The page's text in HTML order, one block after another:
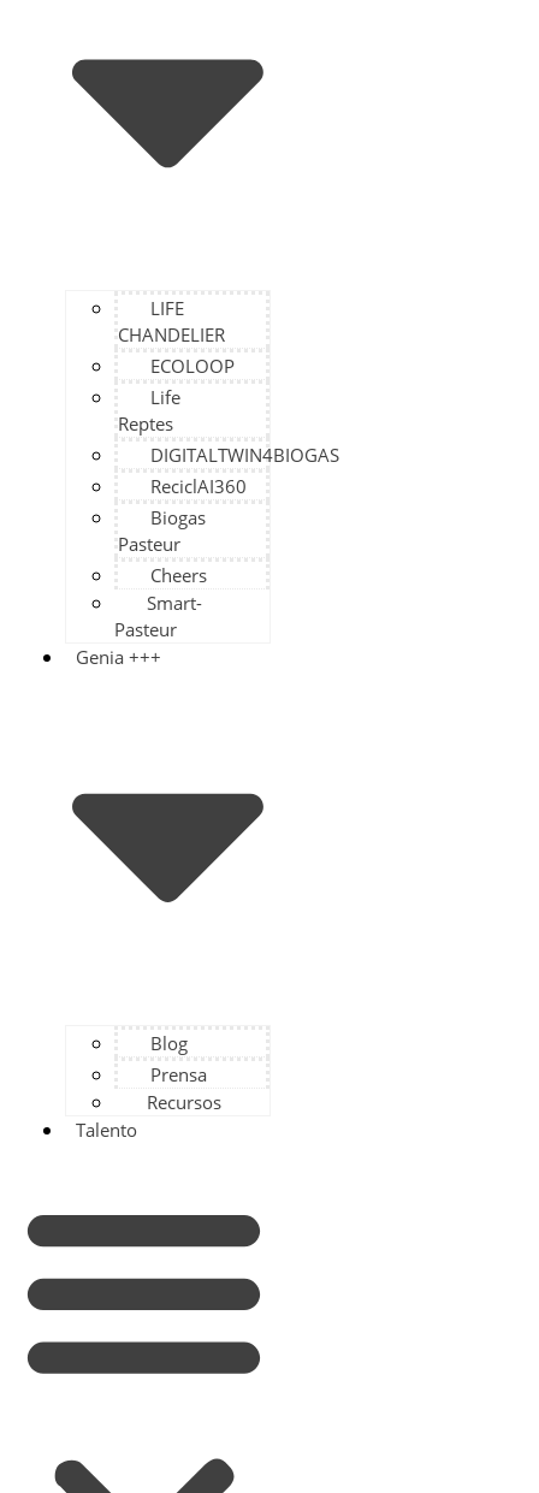
LIFE
CHANDELIER
ECOLOOP
Life
Reptes
DIGITALTWIN4BIOGAS
ReciclAI360
Biogas
Pasteur
Cheers
Smart-
Pasteur
Genia +++
Blog
Prensa
Recursos
Talento